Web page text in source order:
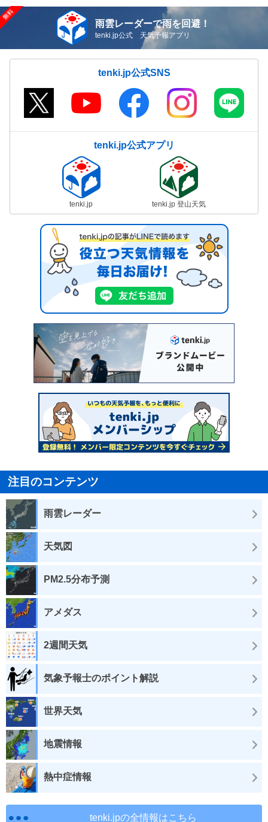
雨雲レーダーで雨を回避！
tenki.jp公式 天気予報アプリ
tenki.jp公式SNS
tenki.jp公式アプリ
tenki.jp tenki.jp 登山天気
注目のコンテンツ
雨雲レーダー
天気図
PM2.5分布予測
アメダス
2週間天気
気象予報士のポイント解説
世界天気
地震情報
熱中症情報
tenki.jpの全情報はこちら